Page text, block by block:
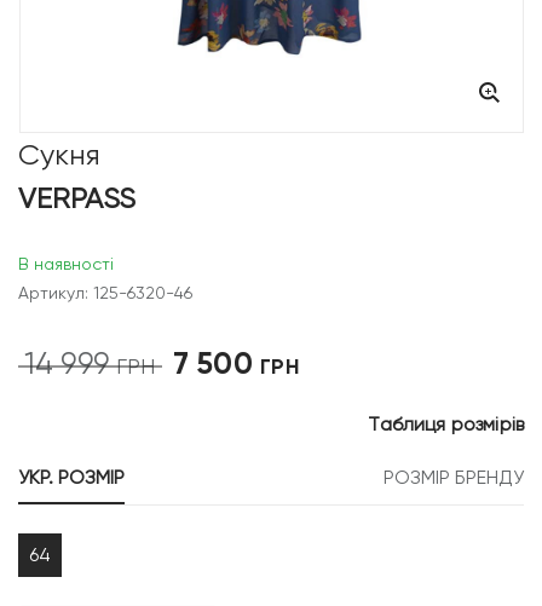
Сукня
VERPASS
В наявності
Артикул: 125-6320-46
14 999ГРН
Оригінальна
7 500 ГРН
УКР. РОЗМІР
РОЗМІР БРЕНДУ
Таблиця розмірів
64